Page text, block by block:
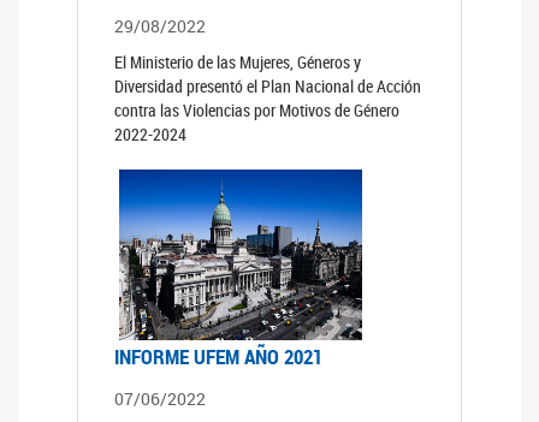
29/08/2022
El Ministerio de las Mujeres, Géneros y
Diversidad presentó el Plan Nacional de Acción
contra las Violencias por Motivos de Género
2022-2024
INFORME UFEM AÑO 2021
07/06/2022